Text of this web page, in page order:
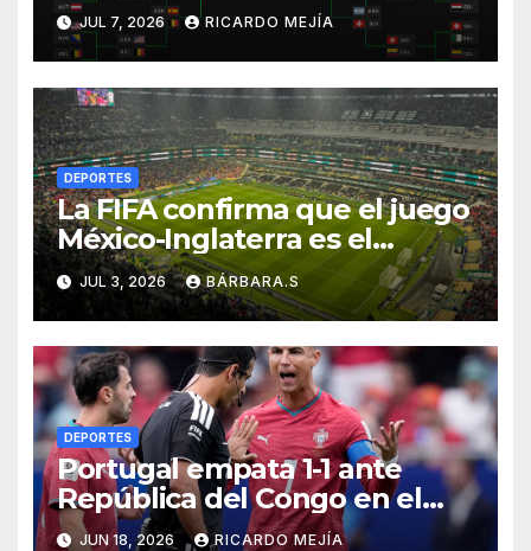
JUL 7, 2026 RICARDO MEJÍA
DEPORTES
La FIFA confirma que el juego
México-Inglaterra es el
domingo, 6pm.
JUL 3, 2026 BÁRBARA.S
DEPORTES
Portugal empata 1-1 ante
República del Congo en el
Mundial 2026
JUN 18, 2026 RICARDO MEJÍA